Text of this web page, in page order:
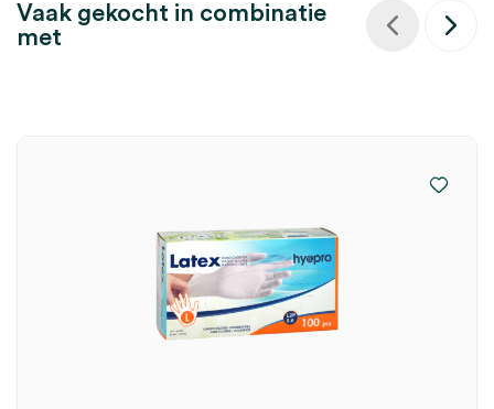
Vaak gekocht in combinatie
met